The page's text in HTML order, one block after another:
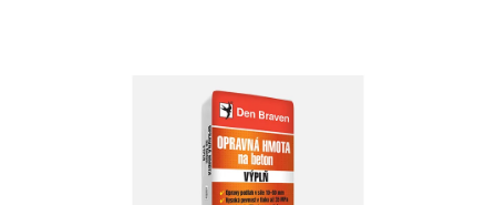
Reklamationen und Rücksendungen